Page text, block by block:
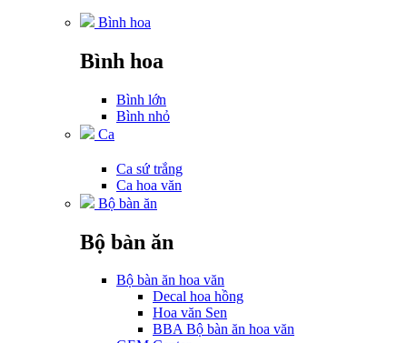
Bình hoa
Bình hoa
Bình lớn
Bình nhỏ
Ca
Ca sứ trắng
Ca hoa văn
Bộ bàn ăn
Bộ bàn ăn
Bộ bàn ăn hoa văn
Decal hoa hồng
Hoa văn Sen
BBA Bộ bàn ăn hoa văn